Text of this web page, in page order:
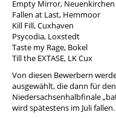
Empty Mirror, Neuenkirchen
Fallen at Last, Hemmoor
Kill Fill, Cuxhaven
Psycodia, Loxstedt
Taste my Rage, Bokel
Till the EXTASE, LK Cux
Von diesen Bewerbern
ausgewählt, die dann für
Niedersachsenhalbfinale
wird spätestens im Juli fallen.